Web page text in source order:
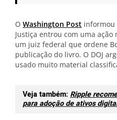
O Washington Post informou
Justiça entrou com uma
um juiz federal que ordene
publicação do livro. O DOJ
usado muito material
Veja também: Ripple
para adoção de ativos